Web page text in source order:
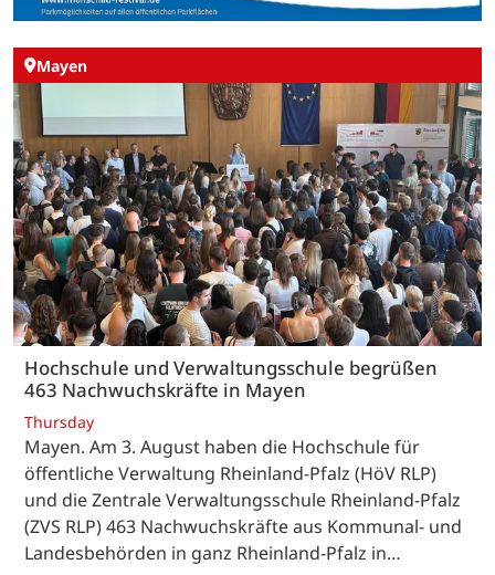
Mayen
Hochschule und Verwaltungsschule begrüßen
463 Nachwuchskräfte in Mayen
Thursday
Mayen. Am 3. August haben die Hochschule für
öffentliche Verwaltung Rheinland-Pfalz (HöV RLP)
und die Zentrale Verwaltungsschule Rheinland-Pfalz
(ZVS RLP) 463 Nachwuchskräfte aus Kommunal- und
Landesbehörden in ganz Rheinland-Pfalz in…